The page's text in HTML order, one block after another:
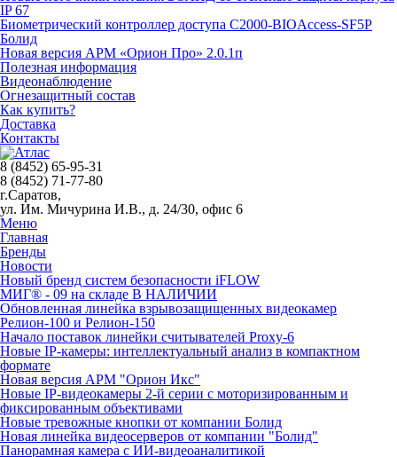
IP 67
Биометрический контроллер доступа С2000-BIOAccess-SF5P
Болид
Новая версия АРМ «Орион Про» 2.0.1п
Полезная информация
Видеонаблюдение
Огнезащитный состав
Как купить?
Доставка
Контакты
8 (8452) 65-95-31
8 (8452) 71-77-80
г.Саратов,
ул. Им. Мичурина И.В., д. 24/30, офис 6
Меню
Главная
Бренды
Новости
Новый бренд систем безопасности iFLOW
МИГ® - 09 на складе В НАЛИЧИИ
Обновленная линейка взрывозащищенных видеокамер
Релион-100 и Релион-150
Начало поставок линейки считывателей Proxy-6
Новые IP-камеры: интеллектуальный анализ в компактном
формате
Новая версия АРМ "Орион Икс"
Новые IP-видеокамеры 2-й серии с моторизированным и
фиксированным объективами
Новые тревожные кнопки от компании Болид
Новая линейка видеосерверов от компании "Болид"
Панорамная камера с ИИ-видеоаналитикой